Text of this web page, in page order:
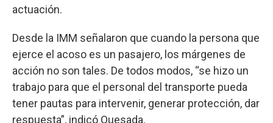
actuación.
Desde la IMM señalaron que cuando la persona que
ejerce el acoso es un pasajero, los márgenes de
acción no son tales. De todos modos, “se hizo un
trabajo para que el personal del transporte pueda
tener pautas para intervenir, generar protección, dar
respuesta”, indicó Quesada.